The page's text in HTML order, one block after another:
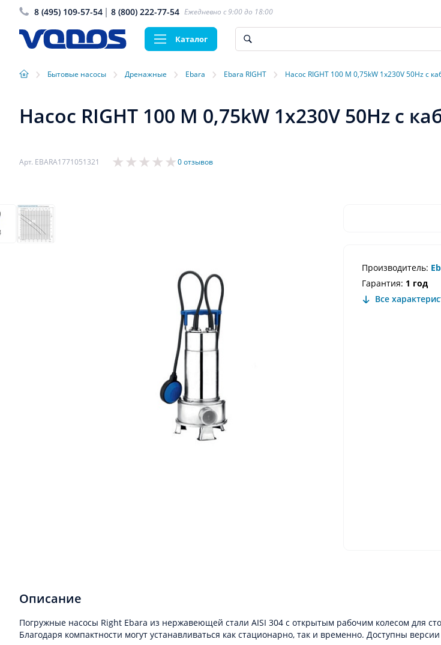
8 (495) 109-57-54 8 (800) 222-77-54 Ежедневно с 9:00 до 18:00
Каталог
› Бытовые насосы › Дренажные › Ebara › Ebara RIGHT › Насос RIGHT 100 M 0,75kW 1x230V 50Hz с
Насос RIGHT 100 M 0,75kW 1x230V 50Hz с
Арт. EBARA1771051321 0 отзывов
Производитель:
Гарантия: 1 год
Все
Описание
Погружные насосы Right Ebara из нержавеющей стали AISI 304 с открытым рабочим колесом для
Благодаря компактности могут устанавливаться как стационарно, так и временно. Доступны